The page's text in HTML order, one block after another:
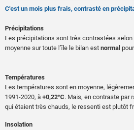
C'est un mois plus frais, contrasté en
Précipitations
Les précipitations sont très contrastées
moyenne sur toute l’île le bilan est normal
Températures
Les températures sont en moyenne,
1991-2020, à +0,22°C. Mais, en contraste par
qui étaient très chauds, le ressenti est plutôt
Insolation